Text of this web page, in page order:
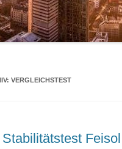
VERGLEICHSTEST